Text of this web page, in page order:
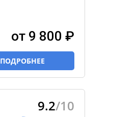
от 9 800 ₽
ПОДРОБНЕЕ
9.2/10